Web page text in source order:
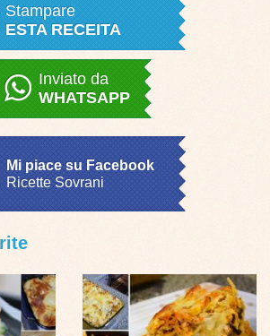
Stampare
ESTA RECEITA
Inviato da
WHATSAPP
Mi piace su Facebook
Ricette Sovrani